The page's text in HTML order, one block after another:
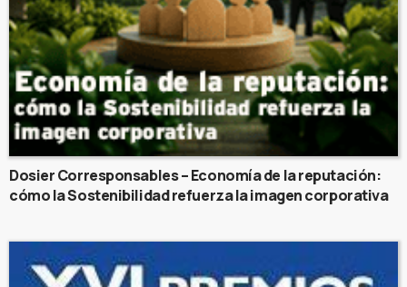
Dosier Corresponsables – Economía de la reputación:
cómo la Sostenibilidad refuerza la imagen corporativa